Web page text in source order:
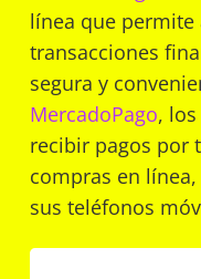
línea que
transacciones
segura y
MercadoPago,
recibir pagos por
compras en
sus teléfonos